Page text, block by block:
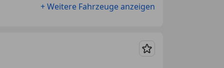
+ Weitere Fahrzeuge anzeigen
Merken